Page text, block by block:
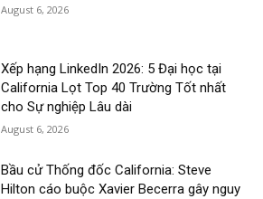
August 6, 2026
Xếp hạng LinkedIn 2026: 5 Đại học tại
California Lọt Top 40 Trường Tốt nhất
cho Sự nghiệp Lâu dài
August 6, 2026
Bầu cử Thống đốc California: Steve
Hilton cáo buộc Xavier Becerra gây nguy